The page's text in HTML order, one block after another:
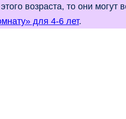
возраста, то они могут
для 4-6 лет.